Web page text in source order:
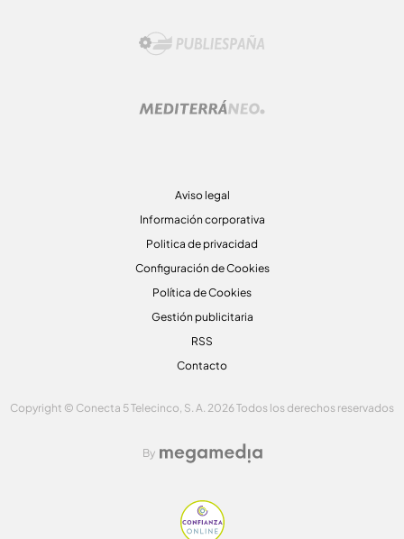
Aviso legal
Información corporativa
Politica de privacidad
Configuración de Cookies
Política de Cookies
Gestión publicitaria
RSS
Contacto
Copyright © Conecta 5 Telecinco, S. A. 2026 Todos los derechos reservados
By